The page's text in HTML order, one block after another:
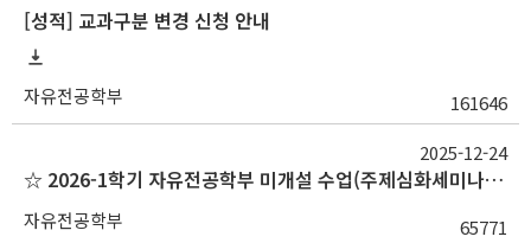
[성적] 교과구분 변경 신청 안내
자유전공학부 161646
☆ 2026-1학기 자유전공학부 미개설 수업(주제심화세미나, 글로벌융합세미나), 담당교수/수업시간 변경(자율연구 1) 안내 (수정: 26/1/18)
자유전공학부 65771
2025-12-24